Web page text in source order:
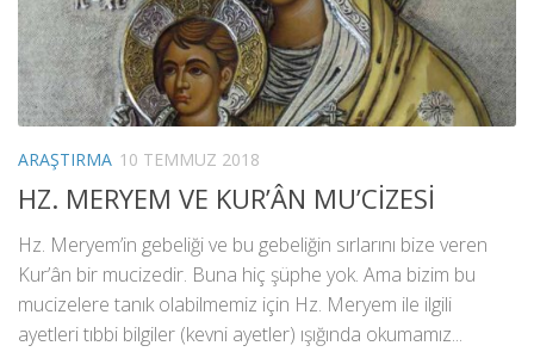
ARAŞTIRMA 10 TEMMUZ 2018
HZ. MERYEM VE KUR’ÂN MU’CİZESİ
Hz. Meryem’in gebeliği ve bu gebeliğin sırlarını bize veren
Kur’ân bir mucizedir. Buna hiç şüphe yok. Ama bizim bu
mucizelere tanık olabilmemiz için Hz. Meryem ile ilgili
ayetleri tıbbi bilgiler (kevni ayetler) ışığında okumamız...